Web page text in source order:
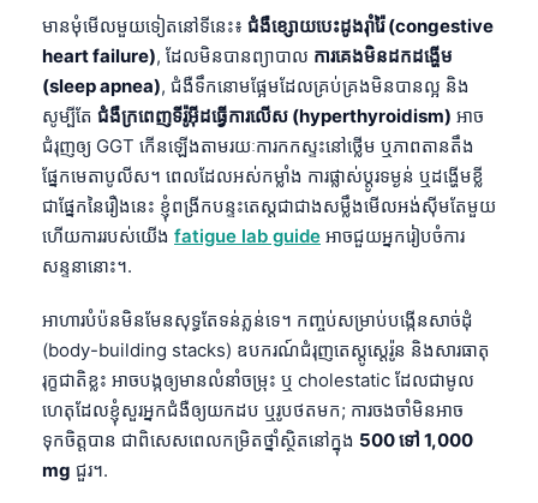
មានមុំមើលមួយទៀតនៅទីនេះ៖ ជំងឺខ្សោយបេះដូងរ៉ាំរ៉ៃ (congestive
heart failure), ដែលមិនបានព្យាបាល ការគេងមិនដកដង្ហើម
(sleep apnea), ជំងឺទឹកនោមផ្អែមដែលគ្រប់គ្រងមិនបានល្អ និង
សូម្បីតែ ជំងឺក្រពេញទីរ៉ូអ៊ីដធ្វើការលើស (hyperthyroidism) អាច
ជំរុញឲ្យ GGT កើនឡើងតាមរយៈការកកស្ទះនៅថ្លើម ឬភាពតានតឹង
ផ្នែកមេតាបូលីស។ ពេលដែលអស់កម្លាំង ការផ្លាស់ប្តូរទម្ងន់ ឬដង្ហើមខ្លី
ជាផ្នែកនៃរឿងនេះ ខ្ញុំពង្រីកបន្ទះតេស្តជាជាងសម្លឹងមើលអង់ស៊ីមតែមួយ
ហើយការរបស់យើង fatigue lab guide អាចជួយអ្នករៀបចំការ
សន្ទនានោះ។.
អាហារបំប៉នមិនមែនសុទ្ធតែទន់ភ្លន់ទេ។ កញ្ចប់សម្រាប់បង្កើនសាច់ដុំ
(body-building stacks) ឧបករណ៍ជំរុញតេស្តូស្តេរ៉ូន និងសារធាតុ
រុក្ខជាតិខ្លះ អាចបង្កឲ្យមានលំនាំចម្រុះ ឬ cholestatic ដែលជាមូល
ហេតុដែលខ្ញុំសួរអ្នកជំងឺឲ្យយកដប ឬរូបថតមក; ការចងចាំមិនអាច
ទុកចិត្តបាន ជាពិសេសពេលកម្រិតថ្នាំស្ថិតនៅក្នុង 500 ទៅ 1,000
mg ជួរ។.فارسی
Български
Dansk
Nederlands
हिन्दी
Bahasa Indonesia
Հայերեն
Íslenska
Српски језик
Svenska
Bosanski
Azərbaycan dili